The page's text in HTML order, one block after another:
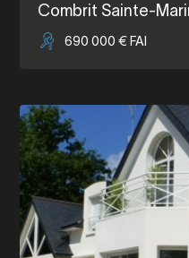
Combrit Sainte-
690 000 € FAI